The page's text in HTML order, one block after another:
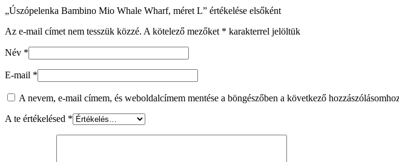
„Úszópelenka Bambino Mio Whale Wharf, méret L” értékelése elsőként
Az e-mail címet nem tesszük közzé. A kötelező mezőket * karakterrel jelöltük
Név *
E-mail *
A nevem, e-mail címem, és weboldalcímem mentése a böngészőben a következő
A te értékelésed *